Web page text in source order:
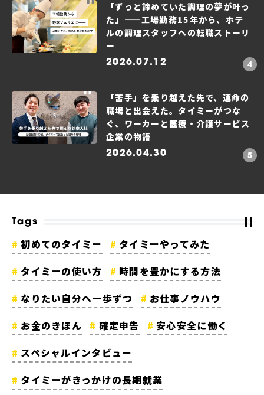
「ずっと諦めていた調理の夢が叶っ
た」——工場勤務15年から、ホテ
ルの調理スタッフへの転職ストーリ
ー
2026.07.12
「苦手」を乗り越えた先で、運命の
職場と出会えた。タイミーがつな
ぐ、ワーカーと医療・介護サービス
企業の物語
2026.04.30
Tags
初めてのタイミー
タイミーやってみた
タイミーの使い方
時間を豊かにする方法
なりたい自分へ一歩ずつ
お仕事ノウハウ
お金のきほん
確定申告
安心安全に働く
スペシャルインタビュー
タイミーがきっかけの長期就業